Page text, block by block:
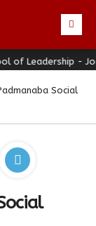
- Jogja
Social